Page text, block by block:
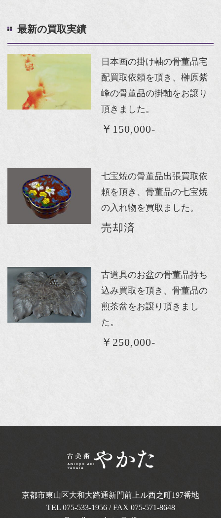
最新の買取実績
日本画の掛け軸の骨董品宅
配買取依頼を頂き、榊原紫
峰の骨董品の掛軸をお譲り
頂きました。
￥150,000-
七宝焼の骨董品出張買取依
頼を頂き、骨董品の七宝焼
の入れ物を買取ました。
売却済
古道具のお盆の骨董品持ち
込み買取を頂き、骨董品の
煎茶盆をお譲り頂きまし
た。
￥250,000-
京都市東山区大和大路通新門前上ル西之町197番地
TEL 075-533-1956/ FAX 075-571-8648